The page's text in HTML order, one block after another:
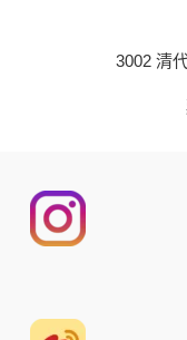
3002 清